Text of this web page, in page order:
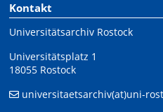
Kontakt
Universitätsarchiv Rostock
Universitätsplatz 1
18055 Rostock
universitaetsarchiv(at)uni-